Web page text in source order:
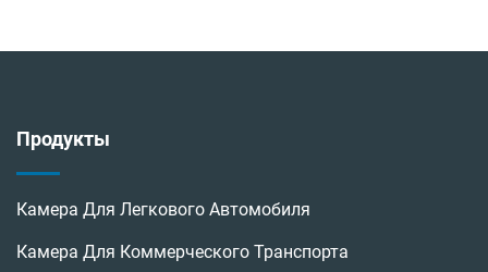
Продукты
Камера Для Легкового Автомобиля
Камера Для Коммерческого Транспорта